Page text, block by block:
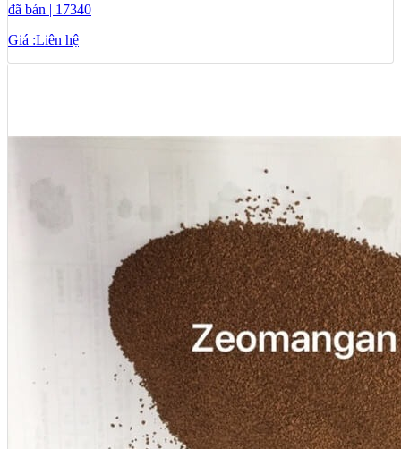
đã bán | 17340
Giá :Liên hệ